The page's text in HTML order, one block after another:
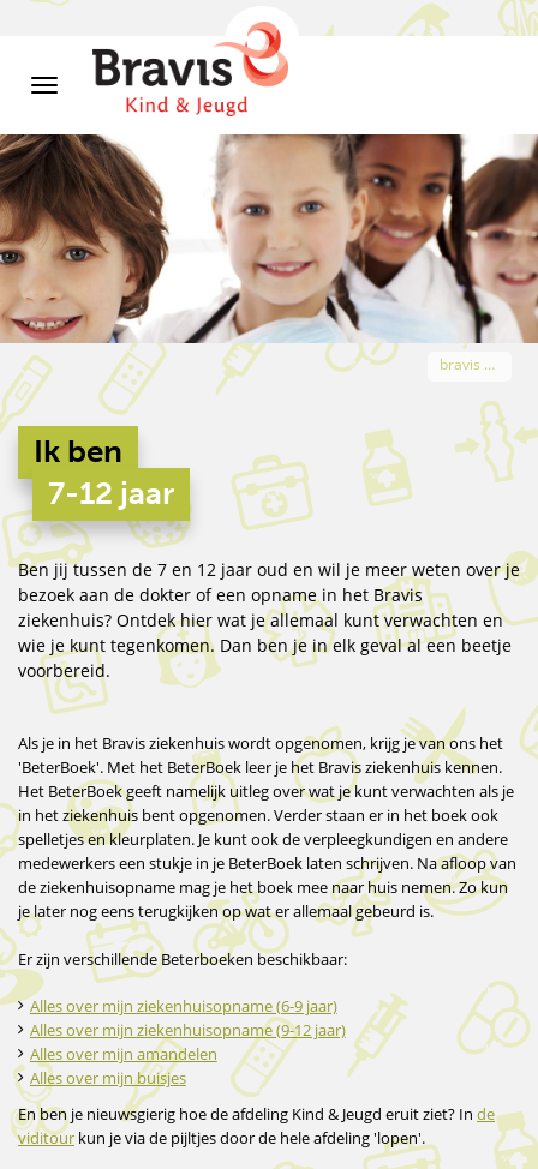
bravis kind & jeugd 7-12 jaar
Ik ben
7-12 jaar
Ben jij tussen de 7 en 12 jaar oud en wil je meer weten over je
bezoek aan de dokter of een opname in het Bravis
ziekenhuis? Ontdek hier wat je allemaal kunt verwachten en
wie je kunt tegenkomen. Dan ben je in elk geval al een beetje
voorbereid.
Als je in het Bravis ziekenhuis wordt opgenomen, krijg je van ons het
'BeterBoek'. Met het BeterBoek leer je het Bravis ziekenhuis kennen.
Het BeterBoek geeft namelijk uitleg over wat je kunt verwachten als je
in het ziekenhuis bent opgenomen. Verder staan er in het boek ook
spelletjes en kleurplaten. Je kunt ook de verpleegkundigen en andere
medewerkers een stukje in je BeterBoek laten schrijven. Na afloop van
de ziekenhuisopname mag je het boek mee naar huis nemen. Zo kun
je later nog eens terugkijken op wat er allemaal gebeurd is.
Er zijn verschillende Beterboeken beschikbaar:
Alles over mijn ziekenhuisopname (6-9 jaar)
Alles over mijn ziekenhuisopname (9-12 jaar)
Alles over mijn amandelen
Alles over mijn buisjes
En ben je nieuwsgierig hoe de afdeling Kind & Jeugd eruit ziet? In de
viditour kun je via de pijltjes door de hele afdeling 'lopen'.